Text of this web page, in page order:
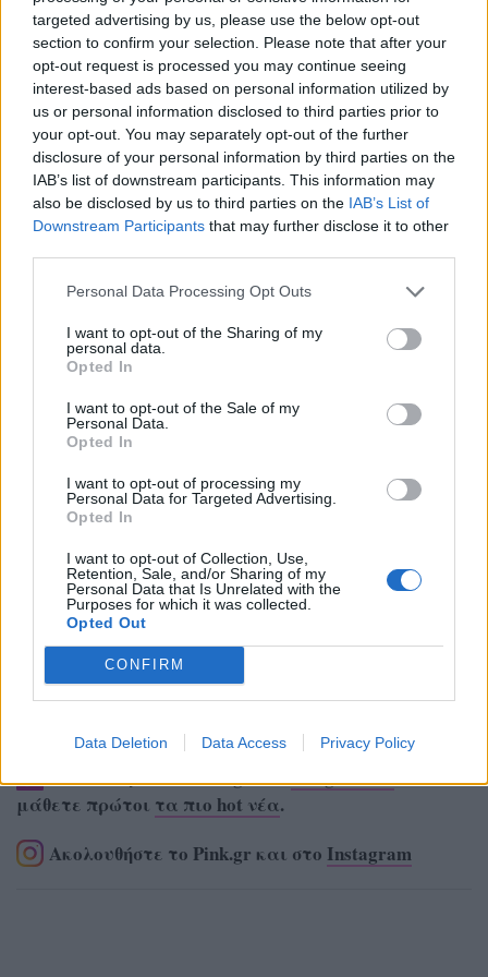
targeted advertising by us, please use the below opt-out
section to confirm your selection. Please note that after your
opt-out request is processed you may continue seeing
interest-based ads based on personal information utilized by
us or personal information disclosed to third parties prior to
your opt-out. You may separately opt-out of the further
disclosure of your personal information by third parties on the
IAB’s list of downstream participants. This information may
also be disclosed by us to third parties on the IAB’s List of
Downstream Participants that may further disclose it to other
Personal Data Processing Opt Outs
I want to opt-out of the Sharing of my
personal data.
Opted In
I want to opt-out of the Sale of my
Personal Data.
Opted In
I want to opt-out of processing my
Personal Data for Targeted Advertising.
Opted In
I want to opt-out of Collection, Use,
Retention, Sale, and/or Sharing of my
Personal Data that Is Unrelated with the
Purposes for which it was collected.
Opted Out
CONFIRM
Data Deletion Data Access Privacy Policy
Νικόλας Ουρανός, PCC
Professional Certified Life & Relationship Coach by
International Coaching Federation
Βραβευμένος συγγραφέας παγκόσμιου bestseller
Αγάπη Τώρα, Ευ Ζην Τώρα και Ξαφνικά Τώρα,
Ομιλητής
ΔΙΑΦΗΜΙΣΗ
Ακολουθήστε το Pink.gr στοGoogle Newsκαι
μάθετε πρώτοι τα πιο hot νέα.
Ακολουθήστε το Pink.gr και στο Instagram